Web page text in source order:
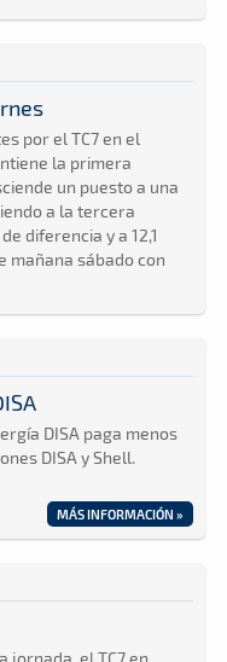
por el TC7 en el
la primera
un puesto a una
a la tercera
diferencia y a 12,1
mañana sábado con
DISA paga menos
DISA y Shell.
MÁS INFORMACIÓN »
jornada, el TC7 en